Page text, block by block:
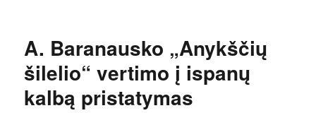
A. Baranausko „Anykščių
šilelio“ vertimo į ispanų
kalbą pristatymas